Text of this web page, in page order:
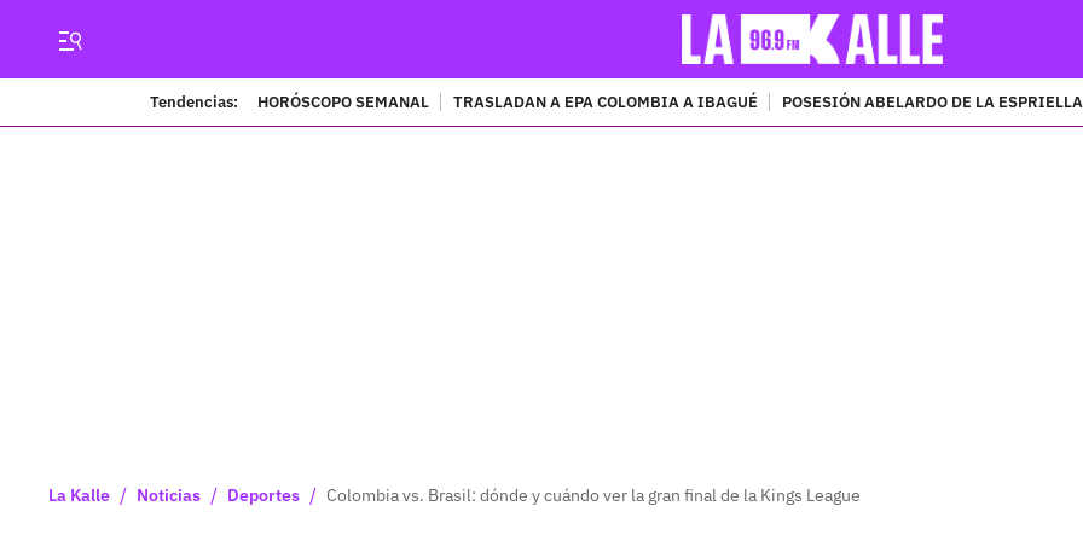
Tendencias: HORÓSCOPO SEMANAL TRASLADAN A EPA COLOMBIA A IBAGUÉ POSESIÓN ABELARDO DE LA ESPRIELLA
La Kalle / Noticias / Deportes / Colombia vs. Brasil: dónde y cuándo ver la gran final de la Kings League